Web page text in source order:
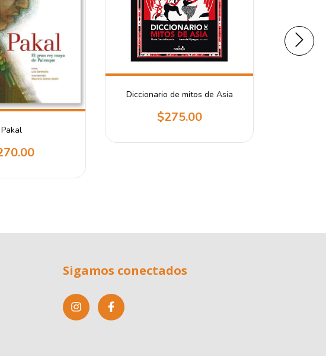
Pakal
Diccionario de mitos de Asia
$275.00
Sigamos conectados